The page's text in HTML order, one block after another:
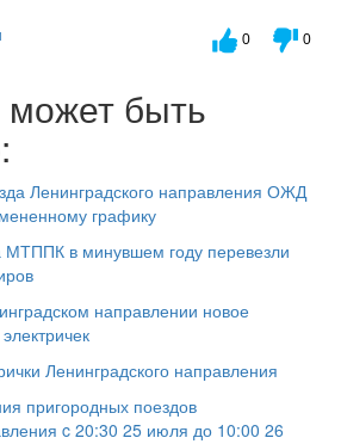
0 0
быть
Ленинградского направления ОЖД
графику
МТППК в минувшем году перевезли
направлении новое
Ленинградского направления
пригородных поездов
c 20:30 25 июля до 10:00 26